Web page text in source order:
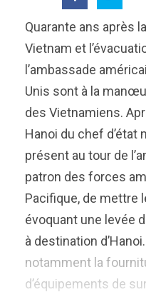
Quarante ans après
Vietnam et
l’ambassade
Unis sont à la
des Vietnamiens.
Hanoi du chef d’état
présent au tour de
patron des forces
Pacifique, de mettre
évoquant une levée
à destination
notamment la
d’équipements de